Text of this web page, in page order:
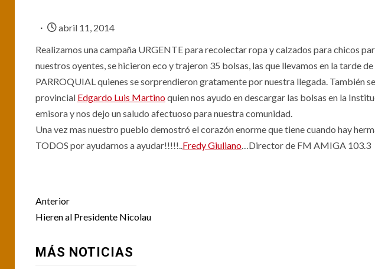
abril 11, 2014
Realizamos una campaña URGENTE para recolectar ropa y calzados para chicos
nuestros oyentes, se hicieron eco y trajeron 35 bolsas, las que llevamos en la tarde
PARROQUIAL quienes se sorprendieron gratamente por nuestra llegada. También
provincial Edgardo Luis Martinoquien nos ayudo en descargar las bolsas en la
emisora y nos dejo un saludo afectuoso para nuestra comunidad.
Una vez mas nuestro pueblo demostró el corazón enorme que tiene cuando hay
TODOS por ayudarnos a ayudar!!!!!..Fredy Giuliano…Director de FM AMIGA 103.3
Post
navigation
Anterior
Hieren al Presidente Nicolau
MÁS NOTICIAS